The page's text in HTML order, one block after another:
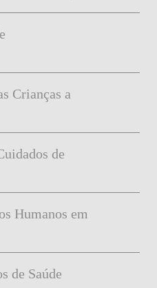
Crianças a
de
Humanos em
de Saúde